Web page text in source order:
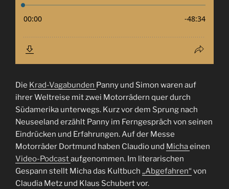
Die Krad-Vagabunden Panny und Simon waren auf
ihrer Weltreise mit zwei Motorrädern quer durch
Südamerika unterwegs. Kurz vor dem Sprung nach
Neuseeland erzählt Panny im Ferngespräch von seinen
Eindrücken und Erfahrungen. Auf der Messe
Motorräder Dortmund haben Claudio und Michaeinen
Video-Podcastaufgenommen. Im literarischen
Gespann stellt Micha das Kultbuch „Abgefahren“ von
Claudia Metz und Klaus Schubert vor.